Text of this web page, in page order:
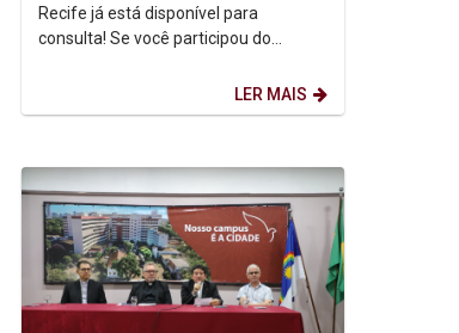
Recife já está disponível para
consulta! Se você participou do
e acompanhe as próximas...LER MAIS